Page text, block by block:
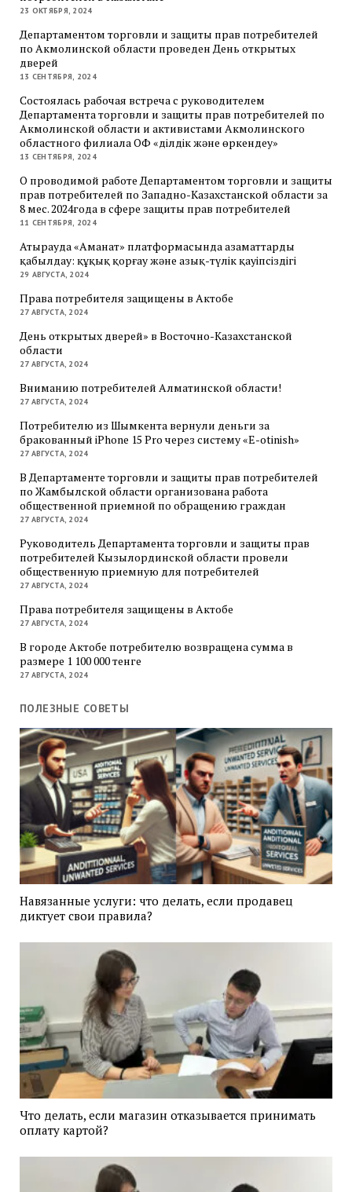
23 ОКТЯБРЯ, 2024
Департаментом торговли и защиты прав потребителей
по Акмолинской области проведен День открытых
дверей
13 СЕНТЯБРЯ, 2024
Состоялась рабочая встреча с руководителем
Департамента торговли и защиты прав потребителей по
Акмолинской области и активистами Акмолинского
областного филиала ОФ «Әділдік және өркендеу»
13 СЕНТЯБРЯ, 2024
О проводимой работе Департаментом торговли и защиты
прав потребителей по Западно-Казахстанской области за
8 мес. 2024года в сфере защиты прав потребителей
11 СЕНТЯБРЯ, 2024
Атырауда «Аманат» платформасында азаматтарды
қабылдау: құқық қорғау және азық-түлік қауіпсіздігі
29 АВГУСТА, 2024
Права потребителя защищены в Актобе
27 АВГУСТА, 2024
День открытых дверей» в Восточно-Казахстанской
области
27 АВГУСТА, 2024
Вниманию потребителей Алматинской области!
27 АВГУСТА, 2024
Потребителю из Шымкента вернули деньги за
бракованный iPhone 15 Pro через систему «E-otinish»
27 АВГУСТА, 2024
В Департаменте торговли и защиты прав потребителей
по Жамбылской области организована работа
общественной приемной по обращению граждан
27 АВГУСТА, 2024
Руководитель Департамента торговли и защиты прав
потребителей Кызылординской области провели
общественную приемную для потребителей
27 АВГУСТА, 2024
Права потребителя защищены в Актобе
27 АВГУСТА, 2024
В городе Актобе потребителю возвращена сумма в
размере 1 100 000 тенге
27 АВГУСТА, 2024
ПОЛЕЗНЫЕ СОВЕТЫ
Навязанные услуги: что делать, если продавец
диктует свои правила?
Что делать, если магазин отказывается принимать
оплату картой?